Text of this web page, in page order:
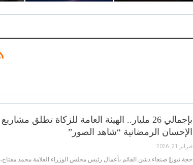
بإجمالي 26 مليار.. الهيئة العامة للزكاة تطلق مشاريع
الإحسان الرمضانية “شاهد الصور”
فبراير 21, 2026
حجة نيوز|| صنعاء دشن القائم بأعمال رئيس مجلس الوزراء العلامة محمد مفتاح،